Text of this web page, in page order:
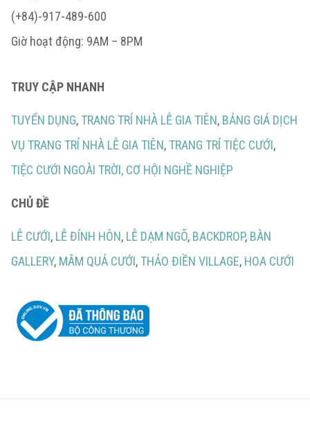
(+84)-917-489-600
Giờ hoạt động: 9AM – 8PM
TRUY CẬP NHANH
TUYỂN DỤNG,TRANG TRÍ NHÀ LỄ GIA TIÊN, BẢNG GIÁ DỊCH
VỤ TRANG TRÍ NHÀ LỄ GIA TIÊN,TRANG TRÍ TIỆC CƯỚI,
TIỆC CƯỚI NGOÀI TRỜI, CƠ HỘI NGHỀ NGHIỆP
CHỦ ĐỀ
LỄ CƯỚI, LỄ ĐÍNH HÔN, LỄ DẠM NGÕ, BACKDROP, BÀN
GALLERY, MÂM QUẢ CƯỚI,THẢO ĐIỀN VILLAGE, HOA CƯỚI